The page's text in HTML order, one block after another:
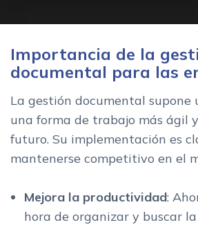
Importancia de la
documental para las
La gestión documental supone
una forma de trabajo más ágil
futuro. Su implementación es
mantenerse competitivo en el
Mejora la productividad:
hora de organizar y buscar